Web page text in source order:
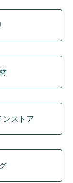
ンストア